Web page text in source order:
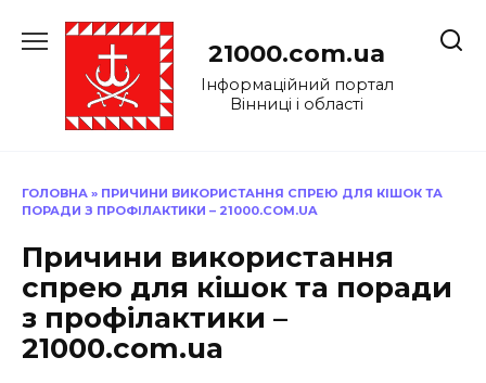
до
21000.com.ua
Інформаційний портал
Вінниці і області
ГОЛОВНА » ПРИЧИНИ ВИКОРИСТАННЯ СПРЕЮ ДЛЯ КІШОК ТА
ПОРАДИ З ПРОФІЛАКТИКИ – 21000.COM.UA
Причини використання
спрею для кішок та поради
з профілактики –
21000.com.ua